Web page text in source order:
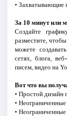
• Захватывающие
За 10 минут или
Создайте
разместите,
можете
сетях, блога,
писем, видео на
Вот что вы
• Простой дизайн
•
• Неограниченные